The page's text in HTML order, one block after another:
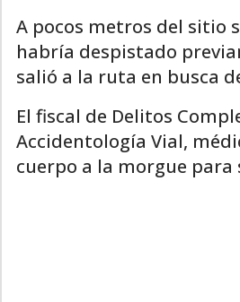
A pocos metros del sitio
habría despistado
salió a la ruta en busca
El fiscal de Delitos
Accidentología Vial,
cuerpo a la morgue para